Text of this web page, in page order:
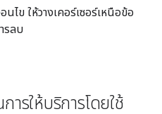
นไข ให้วางเคอร์เซอร์เหนือข้อ
รลบ
ารให้บริการโดยใช้